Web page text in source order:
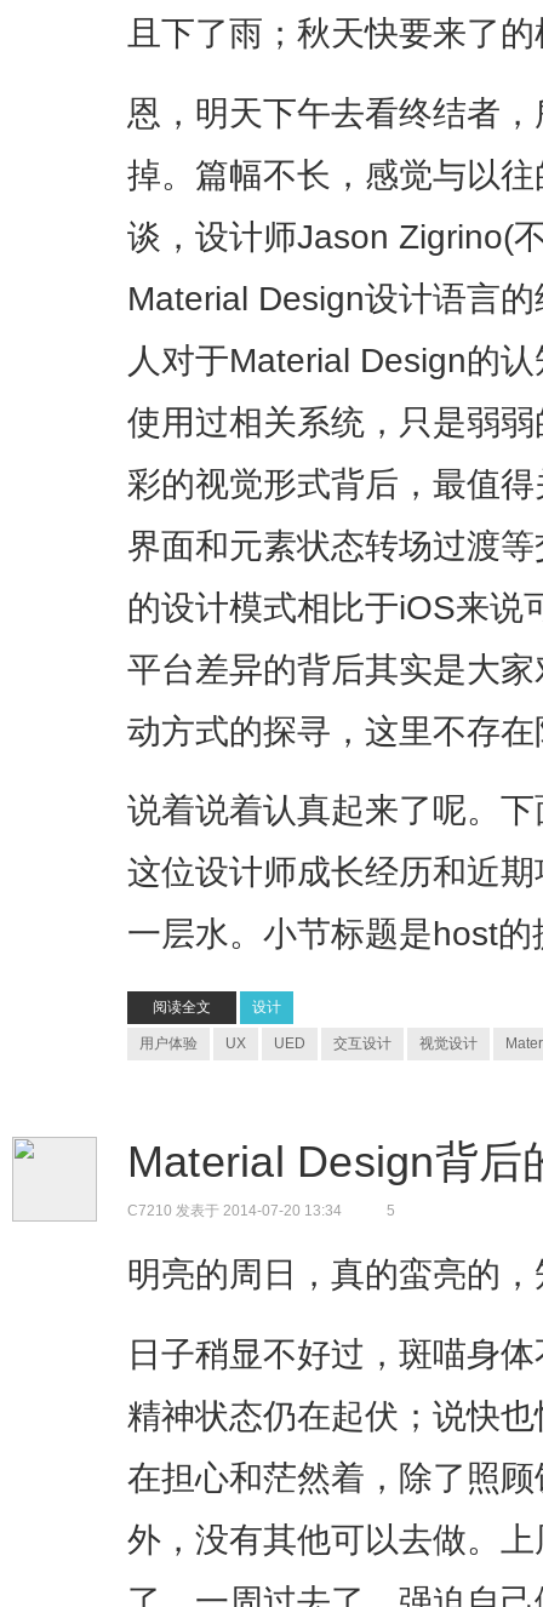
且下了雨；秋天快要来了
恩，明天下午去看终结者
掉。篇幅不长，感觉与以
谈，设计师Jason Zigrino(
Material Design设计语言
人对于Material Design的
使用过相关系统，只是弱
彩的视觉形式背后，最值
界面和元素状态转场过渡
的设计模式相比于iOS来说
平台差异的背后其实是大
动方式的探寻，这里不存
说着说着认真起来了呢。
这位设计师成长经历和近
一层水。小节标题是host的
阅读全文 设计
用户体验 UX UED 交互设计 视觉设计
Material Design背后
C7210 发表于 2014-07-20 13:34 5
明亮的周日，真的蛮亮的
日子稍显不好过，斑喵身
精神状态仍在起伏；说快
在担心和茫然着，除了照
外，没有其他可以去做。